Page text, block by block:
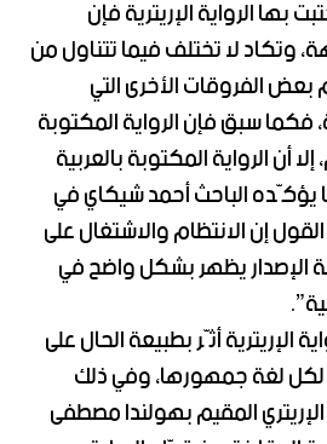
بها الرواية الإريترية فإن
وتكاد لا تختلف فيما تتناول من
الفروقات الأخرى التي
سبق فإن الرواية المكتوبة
أن الرواية المكتوبة بالعربية
يؤكّده الباحث أحمد شيكاي في
إن الانتظام والاشتغال على
الإصدار يظهر بشكل واضح في
الإريترية أثّر بطبيعة الحال على
لغة جمهورها، وفي ذلك
المقيم بهولندا مصطفى